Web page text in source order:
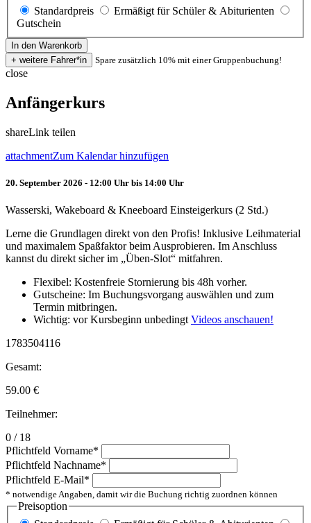
Standardpreis
Ermäßigt für Schüler & Abiturienten
Gutschein
Spare zusätzlich 10% mit einer Gruppenbuchung!
close
Anfängerkurs
shareLink teilen
attachmentZum Kalendar hinzufügen
20. September 2026 - 12:00 Uhr bis 14:00 Uhr
Wasserski, Wakeboard & Kneeboard Einsteigerkurs (2 Std.)
Lerne die Grundlagen direkt von den Profis! Inklusive Leihmaterial
und maximalem Spaßfaktor beim Ausprobieren. Im Anschluss
kannst du direkt sicher im „Üben-Slot“ mitfahren.
Flexibel: Kostenfreie Stornierung bis 48h vorher.
Gutscheine: Im Buchungsvorgang auswählen und zum
Termin mitbringen.
Wichtig: vor Kursbeginn unbedingt Videos anschauen!
1783504116
Gesamt:
59.00 €
Teilnehmer:
0 / 18
Pflichtfeld Vorname*
Pflichtfeld Nachname*
Pflichtfeld E-Mail*
* notwendige Angaben, damit wir die Buchung richtig zuordnen können
Preisoption